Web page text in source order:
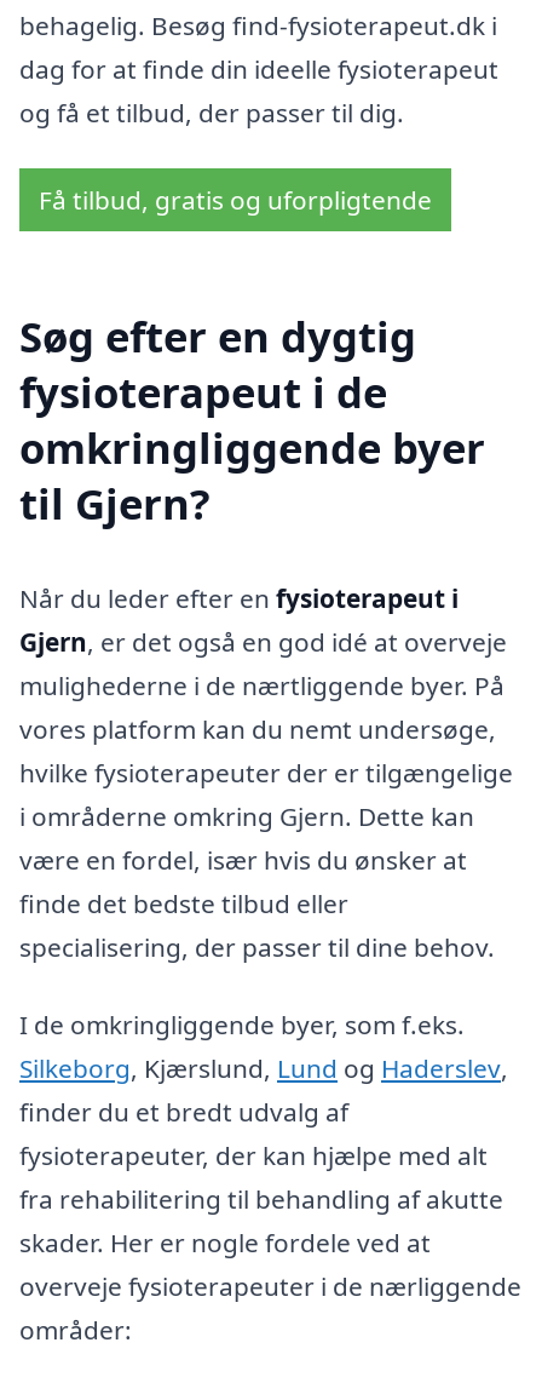
behagelig. Besøg find-fysioterapeut.dk i
dag for at finde din ideelle fysioterapeut
og få et tilbud, der passer til dig.
Få tilbud, gratis og uforpligtende
Søg efter en dygtig
fysioterapeut i de
omkringliggende byer
til Gjern?
Når du leder efter en fysioterapeut i
Gjern, er det også en god idé at overveje
mulighederne i de nærtliggende byer. På
vores platform kan du nemt undersøge,
hvilke fysioterapeuter der er tilgængelige
i områderne omkring Gjern. Dette kan
være en fordel, især hvis du ønsker at
finde det bedste tilbud eller
specialisering, der passer til dine behov.
I de omkringliggende byer, som f.eks.
Silkeborg, Kjærslund, Lund og Haderslev,
finder du et bredt udvalg af
fysioterapeuter, der kan hjælpe med alt
fra rehabilitering til behandling af akutte
skader. Her er nogle fordele ved at
overveje fysioterapeuter i de nærliggende
områder: